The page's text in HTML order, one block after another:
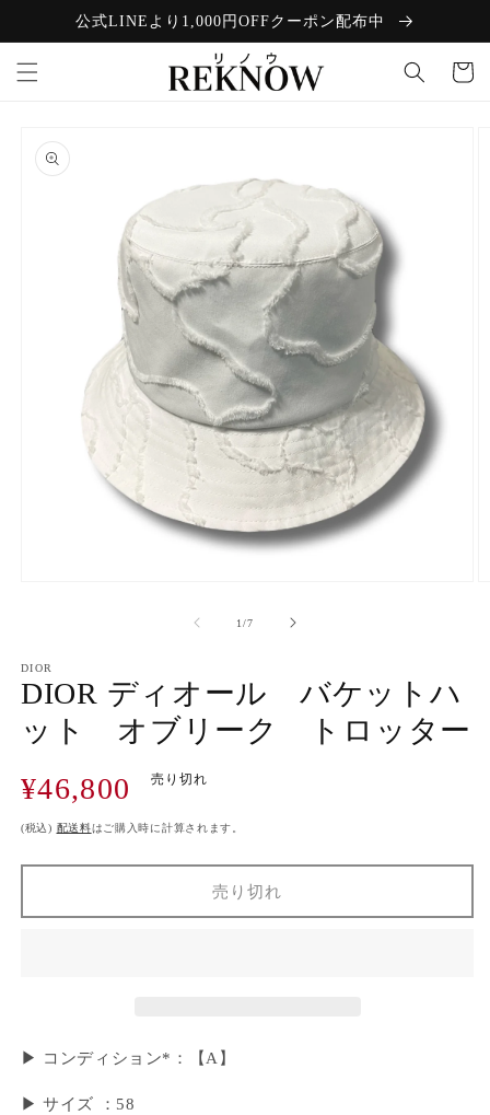
コンテン公式LINEより1,000円OFFクーポン配布中
カ
ー
にスキッ
プ
で
メ
デ
ィ
ア
を
開
く
1/の
7
DIOR
DIOR ディオール バケットハ
ット オブリーク トロッター
通
常
価
¥46,800 売り切れ
(税込) 配送料はご購入時に計算されます。
売り切れ
▶ コンディション*：【A】
▶ サイズ ：58